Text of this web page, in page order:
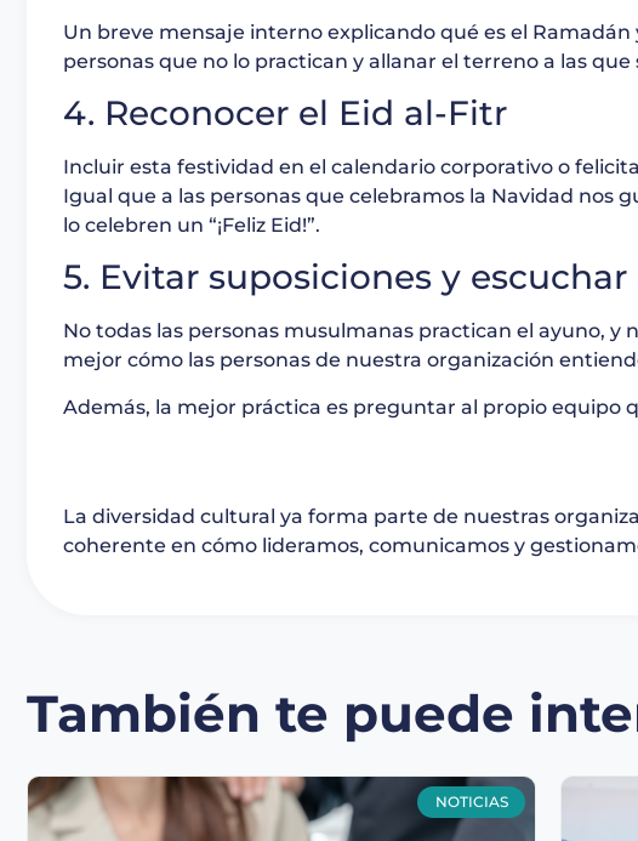
Un breve mensaje interno explicando qué es el
personas que no lo practican y allanar el terreno a las que
4. Reconocer el Eid al-Fitr
Incluir esta festividad en el calendario corporativo o
Igual que a las personas que celebramos la Navidad nos
lo celebren un “¡Feliz Eid!”.
5. Evitar suposiciones y
No todas las personas musulmanas practican el ayuno,
mejor cómo las personas de nuestra organización
Además, la mejor práctica es preguntar al propio equipo
La diversidad cultural ya forma parte de nuestras
coherente en cómo lideramos, comunicamos y
También te puede
NOTICIAS